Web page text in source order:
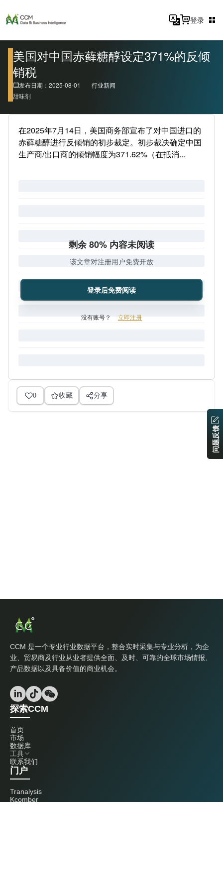
登录
美国对中国赤藓糖醇设定371%的反倾
销税
发布日期：2025-08-01
行业新闻
甜味剂
在2025年7月14日，美国商务部宣布了对中国进口的
赤藓糖醇进行反倾销的初步裁定。初步裁决确定中国
生产商/出口商的倾销幅度为371.62%（在抵消...
剩余 80% 内容未阅读
该文章对注册用户免费开放
登录后免费阅读
没有账号？ 立即注册
0 收藏 分享
CCM 是一个专业行业数据平台，整合实时采集与专业分析，为企
业、贸易商及行业从业者提供全面、及时、可靠的全球市场情报、
产品数据以及具备价值的商业机会。
探索CCM
首页
市场
数据库
工具
联系我们
门户
Tranalysis
Kcomber
问题反馈